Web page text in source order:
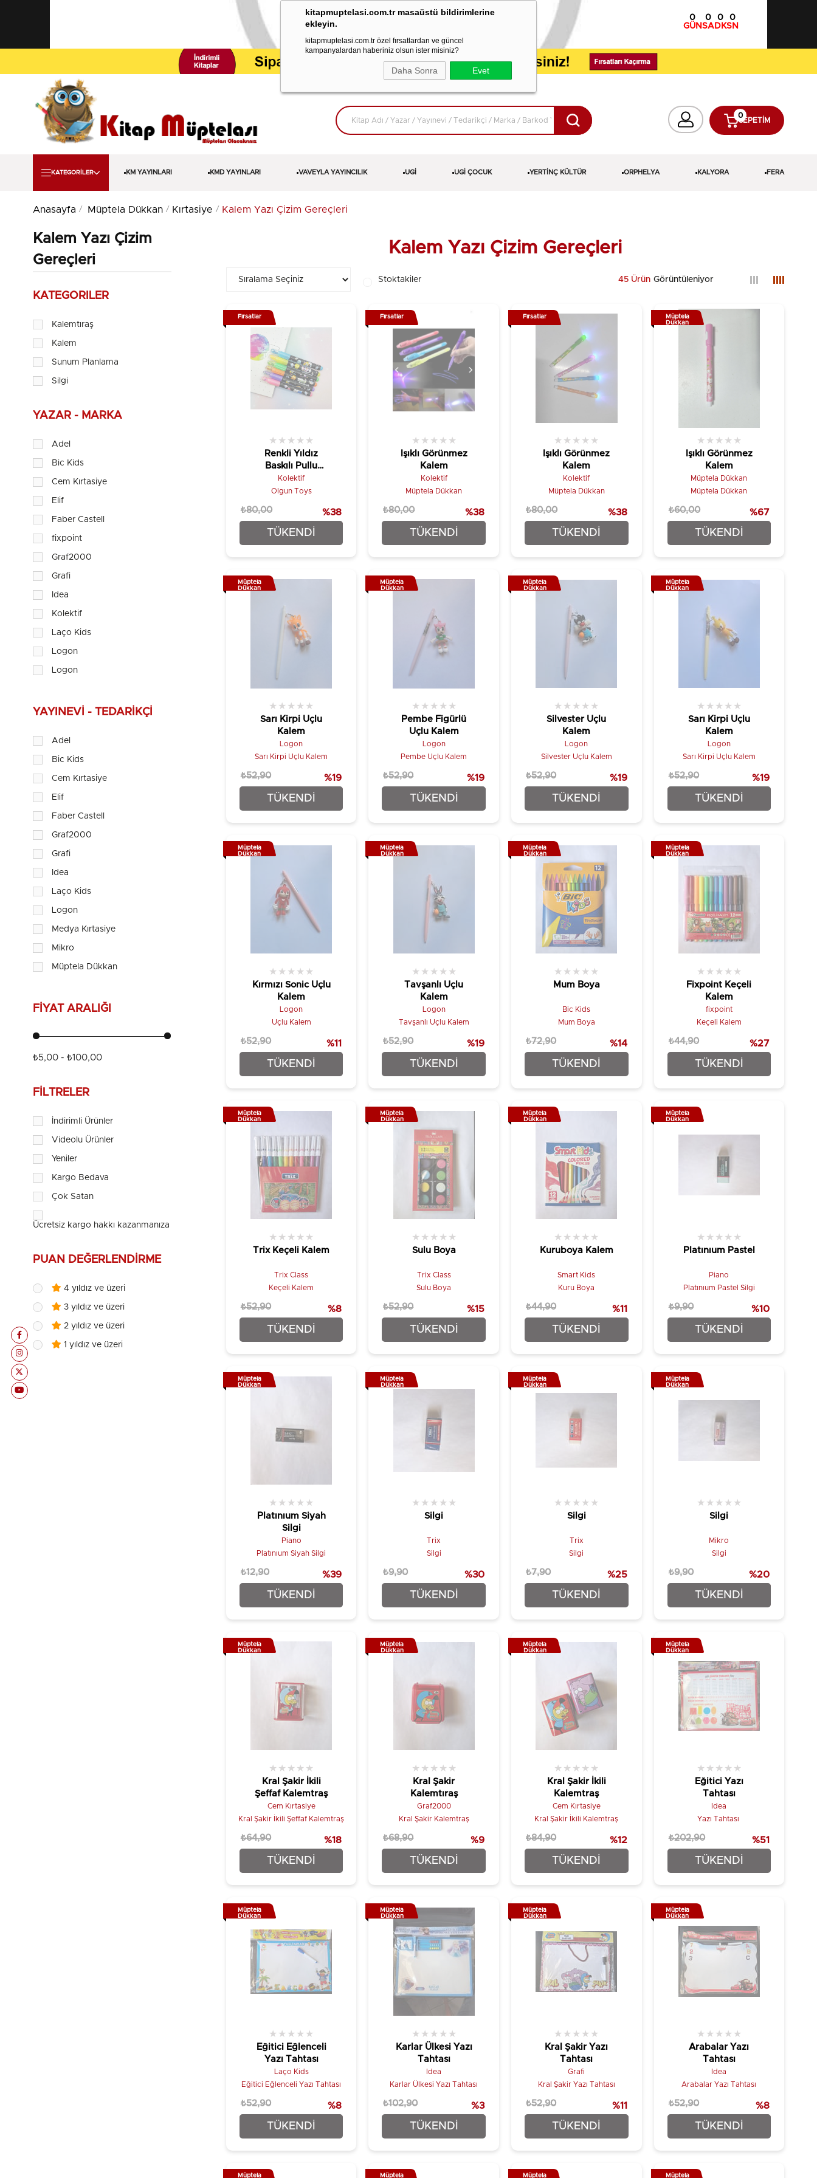
kitapmuptelasi.com.tr masaüstü bildirimlerine
ekleyin.
kitapmuptelasi.com.tr özel fırsatlardan ve güncel
kampanyalardan haberiniz olsun ister misiniz?
Daha Sonra Evet
0
GÜN
0
SA
0
DK
0
SN
SEPETIM
0
KATEGORİLER KM YAYINLARI KMD YAYINLARI VAVEYLA YAYINCILIK UGİ UGİ ÇOCUK YERTİNÇ KÜLTÜR ORPHELYA KALYORA FERA
Anasayfa Müptela Dükkan Kırtasiye Kalem Yazı Çizim Gereçleri
Kalem Yazı Çizim
Gereçleri
KATEGORILER
Kalemtıraş
Kalem
Sunum Planlama
Silgi
YAZAR - MARKA
Adel
Bic Kids
Cem Kırtasiye
Elif
Faber Castell
fixpoint
Graf2000
Grafi
Idea
Kolektif
Laço Kids
Logon
Logon
Müptela Dükkan
Piano
Smart Kids
Trix
Trix Class
YAYINEVI - TEDARIKÇI
Adel
Bic Kids
Cem Kırtasiye
Elif
Faber Castell
Graf2000
Grafi
Idea
Laço Kids
Logon
Medya Kırtasiye
Mikro
Müptela Dükkan
Park İthalat
Smart Kids
FIYAT ARALIĞI
₺5,00 - ₺100,00
FILTRELER
İndirimli Ürünler
Videolu Ürünler
Yeniler
Kargo Bedava
Çok Satan
Ücretsiz kargo hakkı kazanmanıza {price} kaldı!
PUAN DEĞERLENDIRME
4 yıldız ve üzeri
3 yıldız ve üzeri
2 yıldız ve üzeri
1 yıldız ve üzeri
Kalem Yazı Çizim Gereçleri
Stoktakiler 45 Ürün
TÜKENDI
Renkli Yıldız
Baskılı Pullu
Damga Sihirbaz
Fosforlu Kalem - 1
★ ★ ★ ★ ★
Kolektif
Olgun Toys
₺49,90
₺80,00 %38
Fırsatlar
TÜKENDI
Işıklı Görünmez
Kalem
★ ★ ★ ★ ★
Kolektif
Müptela Dükkan
₺49,90
₺80,00 %38
Fırsatlar
TÜKENDI
Işıklı Görünmez
Kalem
★ ★ ★ ★ ★
Kolektif
Müptela Dükkan
₺49,90
₺80,00 %38
Fırsatlar
TÜKENDI
Işıklı Görünmez
Kalem
★ ★ ★ ★ ★
Müptela Dükkan
Müptela Dükkan
₺19,90
₺60,00 %67
Müptela
Dükkan
TÜKENDI
Sarı Kirpi Uçlu
Kalem
★ ★ ★ ★ ★
Logon
Sarı Kirpi Uçlu Kalem
₺42,90
₺52,90 %19
Müptela
Dükkan
TÜKENDI
Pembe Figürlü
Uçlu Kalem
★ ★ ★ ★ ★
Logon
Pembe Uçlu Kalem
₺42,90
₺52,90 %19
Müptela
Dükkan
TÜKENDI
Silvester Uçlu
Kalem
★ ★ ★ ★ ★
Logon
Silvester Uçlu Kalem
₺42,90
₺52,90 %19
Müptela
Dükkan
TÜKENDI
Sarı Kirpi Uçlu
Kalem
★ ★ ★ ★ ★
Logon
Sarı Kirpi Uçlu Kalem
₺42,90
₺52,90 %19
Müptela
Dükkan
TÜKENDI
Kırmızı Sonic Uçlu
Kalem
★ ★ ★ ★ ★
Logon
Uçlu Kalem
₺46,90
₺52,90 %11
Müptela
Dükkan
TÜKENDI
Tavşanlı Uçlu
Kalem
★ ★ ★ ★ ★
Logon
Tavşanlı Uçlu Kalem
₺42,90
₺52,90 %19
Müptela
Dükkan
TÜKENDI
Mum Boya
★ ★ ★ ★ ★
Bic Kids
Mum Boya
₺62,90
₺72,90 %14
Müptela
Dükkan
TÜKENDI
Fixpoint Keçeli
Kalem
★ ★ ★ ★ ★
fixpoint
Keçeli Kalem
₺32,90
₺44,90 %27
Müptela
Dükkan
TÜKENDI
Trix Keçeli Kalem
★ ★ ★ ★ ★
Trix Class
Keçeli Kalem
₺48,90
₺52,90 %8
Müptela
Dükkan
TÜKENDI
Sulu Boya
★ ★ ★ ★ ★
Trix Class
Sulu Boya
₺44,90
₺52,90 %15
Müptela
Dükkan
TÜKENDI
Kuruboya Kalem
★ ★ ★ ★ ★
Smart Kids
Kuru Boya
₺39,90
₺44,90 %11
Müptela
Dükkan
TÜKENDI
Platınıum Pastel
★ ★ ★ ★ ★
Piano
Platınıum Pastel Silgi
₺8,90
₺9,90 %10
Müptela
Dükkan
TÜKENDI
Platınıum Siyah
Silgi
★ ★ ★ ★ ★
Piano
Platınıum Siyah Silgi
₺7,90
₺12,90 %39
Müptela
Dükkan
TÜKENDI
Silgi
★ ★ ★ ★ ★
Trix
Silgi
₺6,90
₺9,90 %30
Müptela
Dükkan
TÜKENDI
Silgi
★ ★ ★ ★ ★
Trix
Silgi
₺5,90
₺7,90 %25
Müptela
Dükkan
TÜKENDI
Silgi
★ ★ ★ ★ ★
Mikro
Silgi
₺7,90
₺9,90 %20
Müptela
Dükkan
TÜKENDI
Kral Şakir İkili
Şeffaf Kalemtraş
★ ★ ★ ★ ★
Cem Kırtasiye
Kral Şakir İkili Şeffaf Kalemtraş
₺52,90
₺64,90 %18
Müptela
Dükkan
TÜKENDI
Kral Şakir
Kalemtıraş
★ ★ ★ ★ ★
Graf2000
Kral Şakir Kalemtraş
₺62,90
₺68,90 %9
Müptela
Dükkan
TÜKENDI
Kral Şakir İkili
Kalemtraş
★ ★ ★ ★ ★
Cem Kırtasiye
Kral Şakir İkili Kalemtraş
₺74,90
₺84,90 %12
Müptela
Dükkan
TÜKENDI
Eğitici Yazı
Tahtası
★ ★ ★ ★ ★
Idea
Yazı Tahtası
₺99,90
₺202,90 %51
Müptela
Dükkan
TÜKENDI
Eğitici Eğlenceli
Yazı Tahtası
★ ★ ★ ★ ★
Laço Kids
Eğitici Eğlenceli Yazı Tahtası
₺48,90
₺52,90 %8
Müptela
Dükkan
TÜKENDI
Karlar Ülkesi Yazı
Tahtası
★ ★ ★ ★ ★
Idea
Karlar Ülkesi Yazı Tahtası
₺99,90
₺102,90 %3
Müptela
Dükkan
TÜKENDI
Kral Şakir Yazı
Tahtası
★ ★ ★ ★ ★
Grafi
Kral Şakir Yazı Tahtası
₺46,90
₺52,90 %11
Müptela
Dükkan
TÜKENDI
Arabalar Yazı
Tahtası
★ ★ ★ ★ ★
Idea
Arabalar Yazı Tahtası
₺48,90
₺52,90 %8
Müptela
Dükkan
Müptela Müptela Müptela Müptela